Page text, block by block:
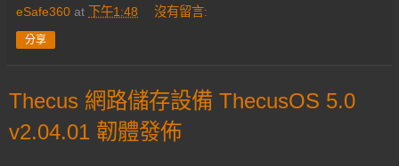
eSafe360 at 下午1:48 沒有留言:
分享
Thecus 網路儲存設備 ThecusOS 5.0
v2.04.01 韌體發佈